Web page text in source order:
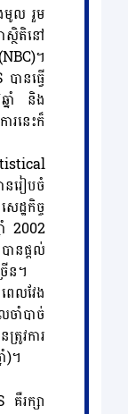
មូល រួម
ស្ថិតិនៅ
។
ានធ្វើ
នាំ និង
រនេះក៏
រៀបចំ
ឋកិច្ច
2002
នផ្ដល់
ន។
លវែង
ចាំបាច់
រូវការ
)។
រក្សា